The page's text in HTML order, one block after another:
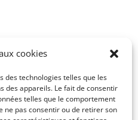
cookies
des technologies telles que les
des appareils. Le fait de consentir
telles que le comportement
ne pas consentir ou de retirer son